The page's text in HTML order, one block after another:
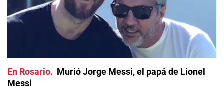
En Rosario
Murió Jorge Messi, el papá de Lionel
Messi